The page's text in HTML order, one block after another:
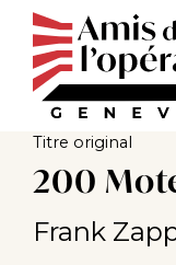
Aller
contenu
principal
Titre original
200
Frank